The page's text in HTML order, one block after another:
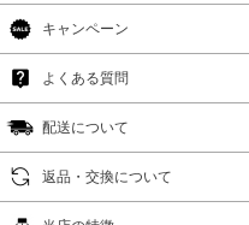
キャンペーン
よくある質問
配送について
返品・交換について